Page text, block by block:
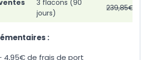
3 flacons (90
jours)
239,85€
:
4,95€ de frais de port